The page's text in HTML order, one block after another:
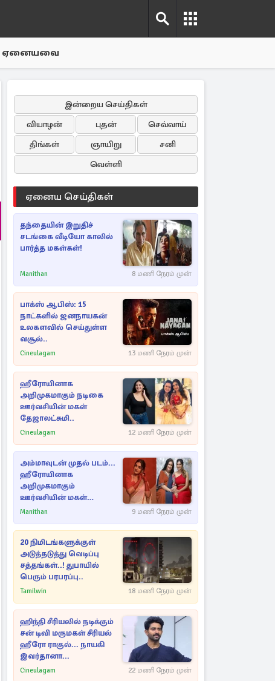
ஏனையவை
இன்றைய செய்திகள்
வியாழன்
புதன்
செவ்வாய்
திங்கள்
ஞாயிறு
சனி
வெள்ளி
ஏனைய செய்திகள்
தந்தையின் இறுதிச்
சடங்கை வீடியோ காலில்
பார்த்த மகள்கள்!
Manithan 8 மணி நேரம் முன்
பாக்ஸ் ஆபிஸ்: 15
நாட்களில் ஜனநாயகன்
உலகளவில் செய்துள்ள
வசூல்..
Cineulagam 13 மணி நேரம் முன்
ஹீரோயினாக
அறிமுகமாகும் நடிகை
ஊர்வசியின் மகள்
தேஜாலட்சுமி..
Cineulagam 12 மணி நேரம் முன்
அம்மாவுடன் முதல் படம்...
ஹீரோயினாக
அறிமுகமாகும்
ஊர்வசியின் மகள்
தேஜலட்சுமி!
Manithan 9 மணி நேரம் முன்
20 நிமிடங்களுக்குள்
அடுத்தடுத்து வெடிப்பு
சத்தங்கள்..! துபாயில்
பெரும் பரபரப்பு..
Tamilwin 18 மணி நேரம் முன்
ஹிந்தி சீரியலில் நடிக்கும்
சன் டிவி மருமகள் சீரியல்
ஹீரோ ராகுல்... நாயகி
இவர்தானா...
Cineulagam 22 மணி நேரம் முன்